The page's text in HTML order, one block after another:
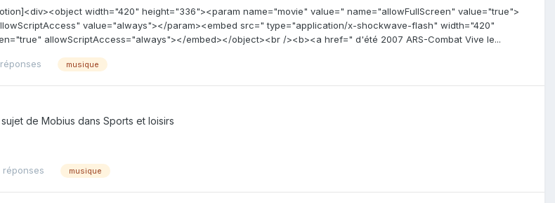
width="420" height="336"><param name="movie" value=" name="allowFullScreen" value="true">
value="always"></param><embed src=" type="application/x-shockwave-flash" width="420"
allowScriptAccess="always"></embed></object><br /><b><a href=" d'été 2007 ARS-Combat Vive le...
musique
de Mobius dans Sports et loisirs
réponses musique